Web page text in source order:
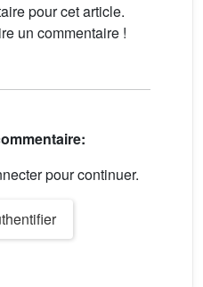
pour cet article.
un commentaire !
pour continuer.